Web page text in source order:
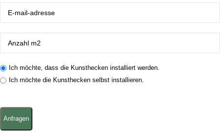
Ich möchte, dass die Kunsthecken installiert werden.
Ich möchte die Kunsthecken selbst installieren.